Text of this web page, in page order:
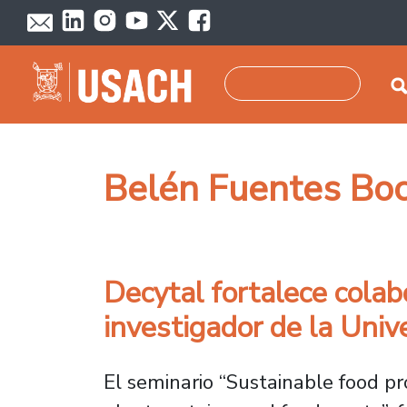
Pasar al contenido principal
Belén Fuentes
Decytal fortalece
investigador de la
El seminario “Sustainable food